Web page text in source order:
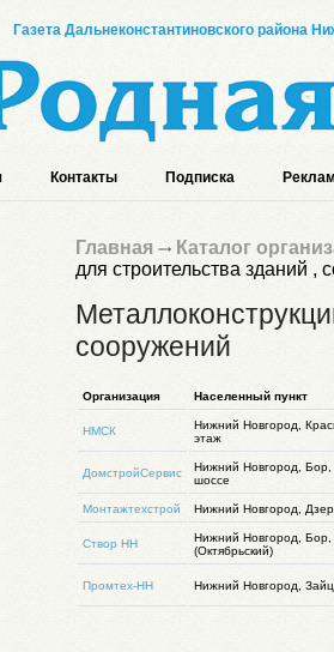
Газета Дальнеконстантиновского района
Контакты Подписка
Главная
Каталог
для строительства зданий ,
сооружений
Организация Населенный пункт
НМСК
Нижний Новгород,
этаж
ДомстройСервис
Нижний Новгород, Бор,
шоссе
Монтажтехстрой Нижний Новгород,
Створ НН
Нижний Новгород, Бор,
(Октябрьский)
Промтех-НН Нижний Новгород,